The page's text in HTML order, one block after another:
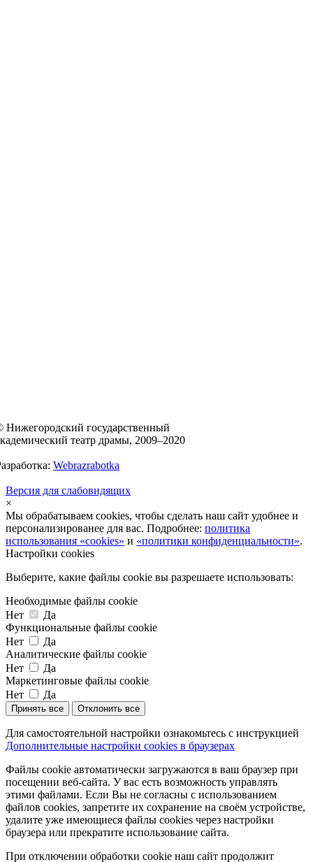
Нижегородский государственный
театр драмы, 2009–2020
Webrazrabotka
Версия для слабовидящих
×
Мы обрабатываем cookies, чтобы сделать наш сайт удобнее и
персонализированее для вас. Подробнее: политика
использования «cookies» и «политики конфиденциальности».
Настройки cookies
Выберите, какие файлы cookie вы разрешаете использовать:
Необходимые файлы cookie
Нет
Да
Функциональные файлы cookie
Нет
Да
Аналитические файлы cookie
Нет
Да
Маркетинговые файлы cookie
Нет
Да
Принять все Отклонить все
Для самостоятельной настройки ознакомьтесь с инструкцией
Дополнительные настройки cookies в браузерах
Файлы cookie автоматически загружаются в ваш браузер при
посещении веб-сайта. У вас есть возможность управлять
этими файлами. Если Вы не согласны с использованием
файлов cookies, запретите их сохранение на своём устройстве,
удалите уже имеющиеся файлы cookies через настройки
браузера или прекратите использование сайта.
При отключении обработки cookie наш сайт продолжит